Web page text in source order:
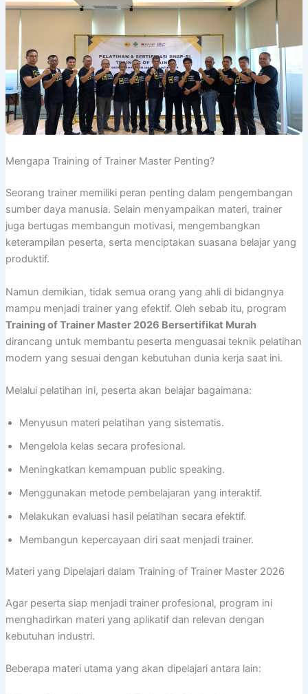
Mengapa Training of Trainer Master Penting?
Seorang trainer memiliki peran penting dalam pengembangan
sumber daya manusia. Selain menyampaikan materi, trainer
juga bertugas membangun motivasi, mengembangkan
keterampilan peserta, serta menciptakan suasana belajar yang
produktif.
Namun demikian, tidak semua orang yang ahli di bidangnya
mampu menjadi trainer yang efektif. Oleh sebab itu, program
Training of Trainer Master 2026 Bersertifikat Murah
dirancang untuk membantu peserta menguasai teknik pelatihan
modern yang sesuai dengan kebutuhan dunia kerja saat ini.
Melalui pelatihan ini, peserta akan belajar bagaimana:
Menyusun materi pelatihan yang sistematis.
Mengelola kelas secara profesional.
Meningkatkan kemampuan public speaking.
Menggunakan metode pembelajaran yang interaktif.
Melakukan evaluasi hasil pelatihan secara efektif.
Membangun kepercayaan diri saat menjadi trainer.
Materi yang Dipelajari dalam Training of Trainer Master 2026
Agar peserta siap menjadi trainer profesional, program ini
menghadirkan materi yang aplikatif dan relevan dengan
kebutuhan industri.
Beberapa materi utama yang akan dipelajari antara lain: